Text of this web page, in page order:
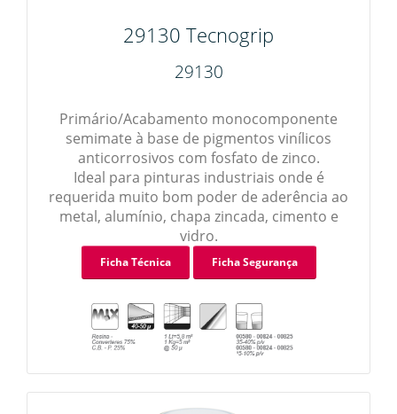
29130 Tecnogrip
29130
Primário/Acabamento monocomponente
semimate à base de pigmentos vinílicos
anticorrosivos com fosfato de zinco.
Ideal para pinturas industriais onde é
requerida muito bom poder de aderência ao
metal, alumínio, chapa zincada, cimento e
vidro.
Ficha Técnica Ficha Segurança